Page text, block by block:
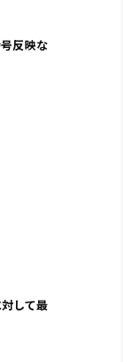
反映な
して最